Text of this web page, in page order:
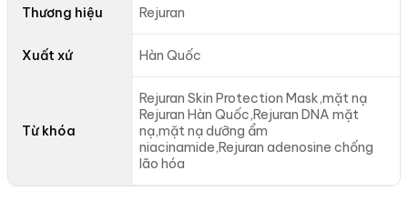
Thương hiệu Rejuran
Xuất xứ Hàn Quốc
Từ khóa
Rejuran Skin Protection Mask,mặt nạ
Rejuran Hàn Quốc,Rejuran DNA mặt
nạ,mặt nạ dưỡng ẩm
niacinamide,Rejuran adenosine chống
lão hóa